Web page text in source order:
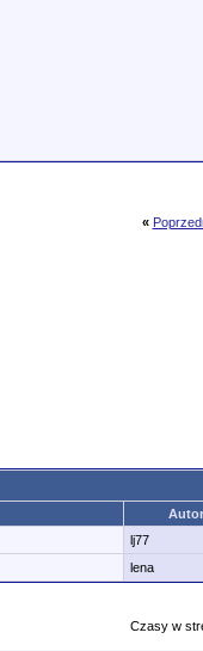
«
lj77
lena
Czasy w